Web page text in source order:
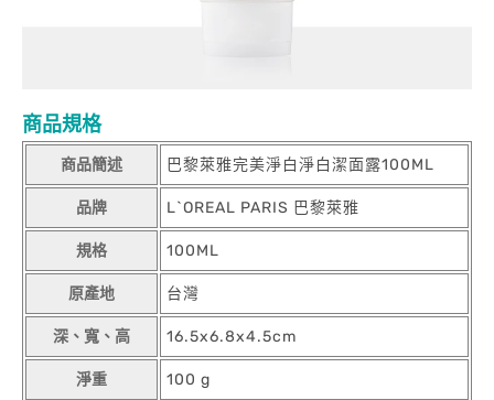
商品規格
商品簡述 巴黎萊雅完美淨白淨白潔面露100ML
品牌 L`OREAL PARIS 巴黎萊雅
規格 100ML
原產地 台灣
深、寬、高 16.5x6.8x4.5cm
淨重 100 g